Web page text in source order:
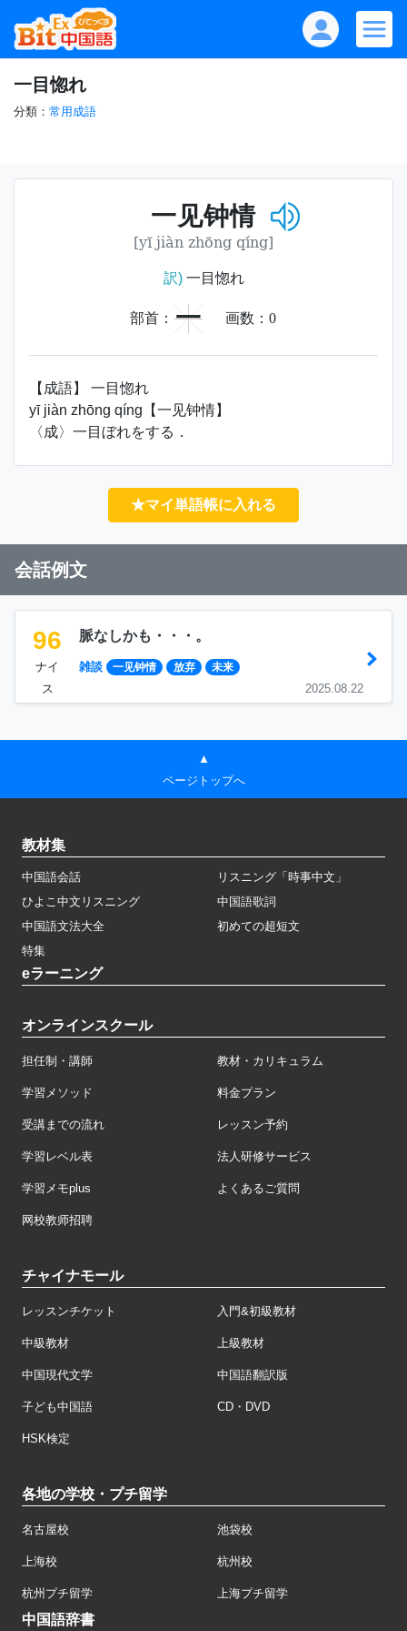
一目惚れ
分類： 常用成語
一见钟情
[yī jiàn zhōng qíng]
訳)一目惚れ
部首： 一 画数： 0
【成語】 一目惚れ
yī jiàn zhōng qíng【一见钟情】
〈成〉一目ぼれをする．
★マイ単語帳に入れる
会話例文
96
ナイ
ス
脈なしかも・・・。
雑談 一见钟情 放弃 未来
2025.08.22
▲
ページトップへ
教材集
中国語会話
リスニング「時事中文」
ひよこ中文リスニング
中国語歌詞
中国語文法大全
初めての超短文
特集
eラーニング
オンラインスクール
担任制・講師 教材・カリキュラム
学習メソッド 料金プラン
受講までの流れ レッスン予約
学習レベル表 法人研修サービス
学習メモplus よくあるご質問
网校教师招聘
チャイナモール
レッスンチケット 入門&初級教材
中級教材 上級教材
中国現代文学 中国語翻訳版
子ども中国語 CD・DVD
HSK検定
各地の学校・プチ留学
名古屋校 池袋校
上海校 杭州校
杭州プチ留学 上海プチ留学
中国語辞書